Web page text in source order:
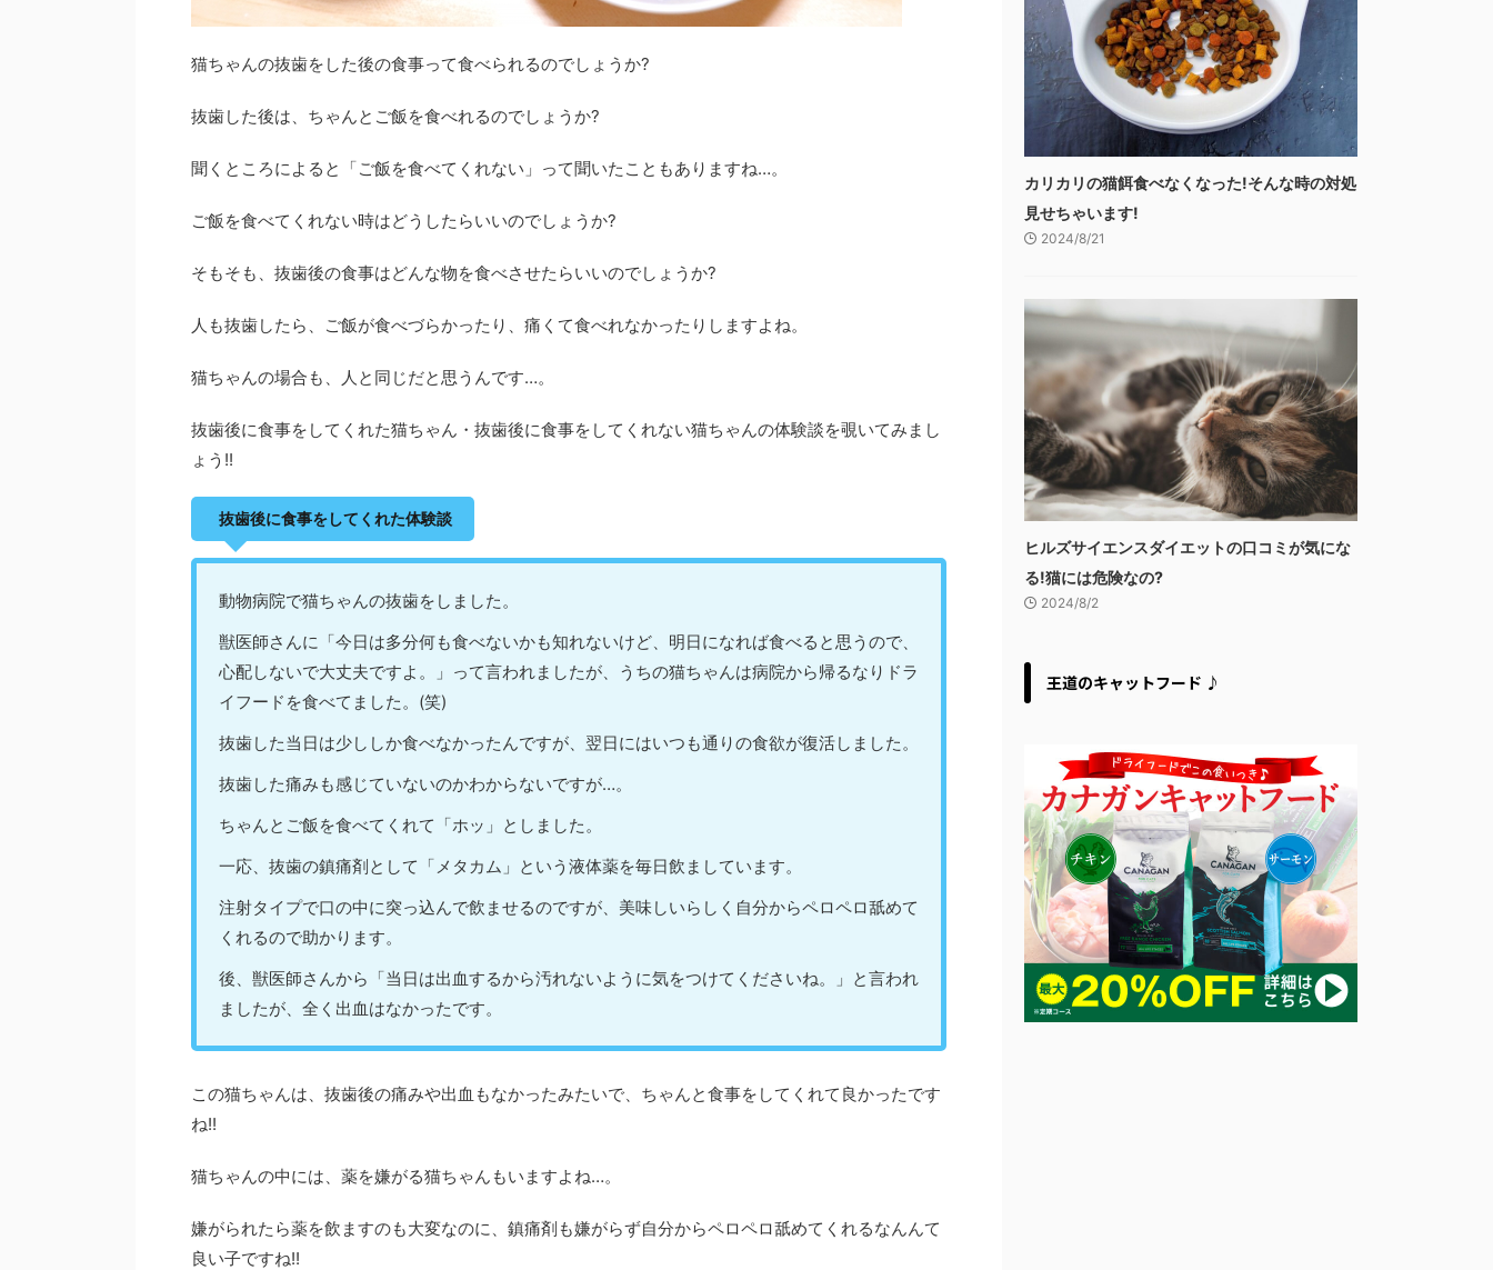
猫ちゃんの抜歯をした後の食事って食べられるのでしょうか?
抜歯した後は、ちゃんとご飯を食べれるのでしょうか?
聞くところによると「ご飯を食べてくれない」って聞いたこともありますね…。
ご飯を食べてくれない時はどうしたらいいのでしょうか?
そもそも、抜歯後の食事はどんな物を食べさせたらいいのでしょうか?
人も抜歯したら、ご飯が食べづらかったり、痛くて食べれなかったりしますよね。
猫ちゃんの場合も、人と同じだと思うんです…。
抜歯後に食事をしてくれた猫ちゃん・抜歯後に食事をしてくれない猫ちゃんの体験談を覗いてみまし
ょう!!
抜歯後に食事をしてくれた体験談
動物病院で猫ちゃんの抜歯をしました。
獣医師さんに「今日は多分何も食べないかも知れないけど、明日になれば食べると思うので、
心配しないで大丈夫ですよ。」って言われましたが、うちの猫ちゃんは病院から帰るなりドラ
イフードを食べてました。(笑)
抜歯した当日は少ししか食べなかったんですが、翌日にはいつも通りの食欲が復活しました。
抜歯した痛みも感じていないのかわからないですが…。
ちゃんとご飯を食べてくれて「ホッ」としました。
一応、抜歯の鎮痛剤として「メタカム」という液体薬を毎日飲ましています。
注射タイプで口の中に突っ込んで飲ませるのですが、美味しいらしく自分からペロペロ舐めて
くれるので助かります。
後、獣医師さんから「当日は出血するから汚れないように気をつけてくださいね。」と言われ
ましたが、全く出血はなかったです。
この猫ちゃんは、抜歯後の痛みや出血もなかったみたいで、ちゃんと食事をしてくれて良かったです
ね!!
猫ちゃんの中には、薬を嫌がる猫ちゃんもいますよね…。
嫌がられたら薬を飲ますのも大変なのに、鎮痛剤も嫌がらず自分からペロペロ舐めてくれるなんんて
良い子ですね!!
カリカリの猫餌食べなくなった!そんな時の対処
見せちゃいます!
2024/8/21
ヒルズサイエンスダイエットの口コミが気にな
る!猫には危険なの?
2024/8/2
王道のキャットフード ♪